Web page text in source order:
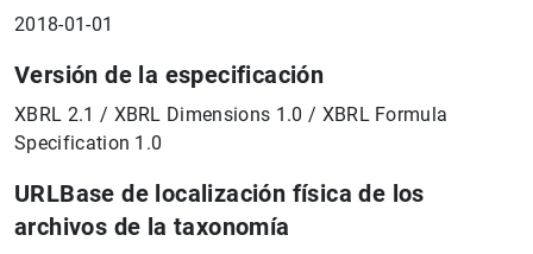
2018-01-01
Versión de la especificación
XBRL 2.1 / XBRL Dimensions 1.0 / XBRL Formula
Specification 1.0
URLBase de localización física de los
archivos de la taxonomía